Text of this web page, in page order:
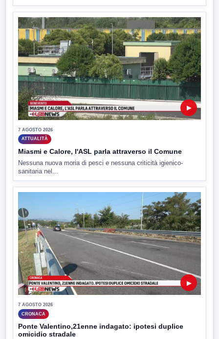
▶
7 AGOSTO 2026
ATTUALITÀ
Miasmi e Calore, l'ASL parla attraverso il Comune
Nessuna nuova moria di pesci e nessuna criticità igienico-
sanitaria nel...
▶
7 AGOSTO 2026
CRONACA
Ponte Valentino,21enne indagato: ipotesi duplice
omicidio stradale